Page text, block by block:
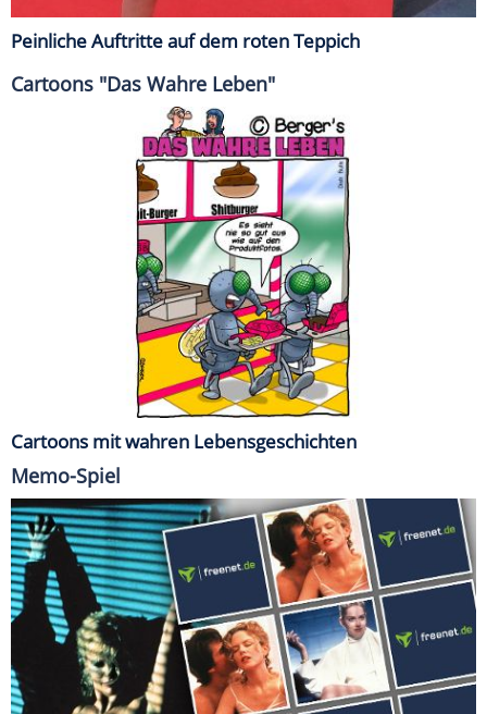
Peinliche Auftritte auf dem roten Teppich
Cartoons "Das Wahre Leben"
Cartoons mit wahren Lebensgeschichten
Memo-Spiel